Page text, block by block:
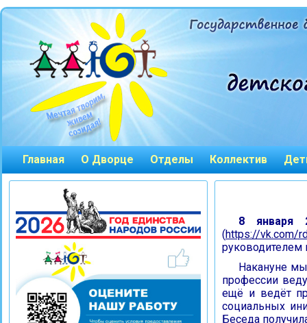
Главная О Дворце Отделы Коллектив
8 января
(https://vk.com/
Накануне
профессии
ещё и ведёт
социальных
Беседа